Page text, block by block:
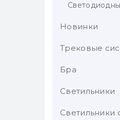
Новинки
Трековые
Трековые
Шинопровод
Магнитная
Бра
Светильники
Карданные
Светильники